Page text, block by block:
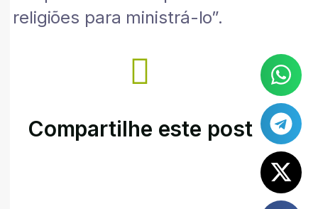
religiões para ministrá-lo”.
Compartilhe este post